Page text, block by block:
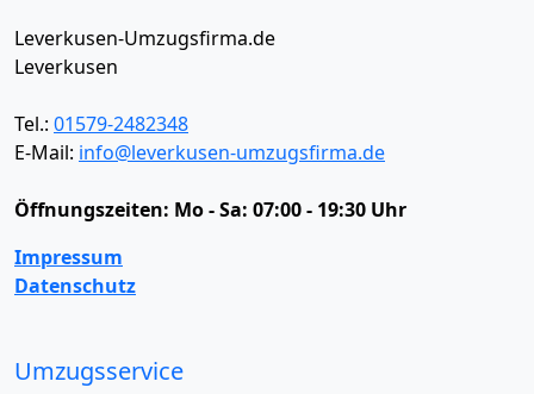
Leverkusen-Umzugsfirma.de
Leverkusen
Tel.: 01579-2482348
E-Mail: info@leverkusen-umzugsfirma.de
Öffnungszeiten: Mo - Sa: 07:00 - 19:30 Uhr
Impressum
Datenschutz
Umzugsservice